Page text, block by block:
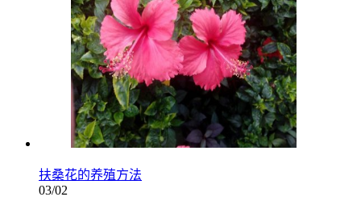
扶桑花的养殖方法
03/02